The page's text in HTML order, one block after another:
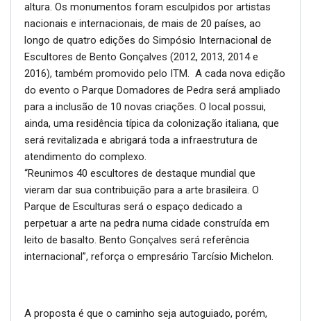
altura. Os monumentos foram esculpidos por artistas
nacionais e internacionais, de mais de 20 países, ao
longo de quatro edições do Simpósio Internacional de
Escultores de Bento Gonçalves (2012, 2013, 2014 e
2016), também promovido pelo ITM. A cada nova edição
do evento o Parque Domadores de Pedra será ampliado
para a inclusão de 10 novas criações. O local possui,
ainda, uma residência típica da colonização italiana, que
será revitalizada e abrigará toda a infraestrutura de
atendimento do complexo.
“Reunimos 40 escultores de destaque mundial que
vieram dar sua contribuição para a arte brasileira. O
Parque de Esculturas será o espaço dedicado a
perpetuar a arte na pedra numa cidade construída em
leito de basalto. Bento Gonçalves será referência
internacional”, reforça o empresário Tarcísio Michelon.
A proposta é que o caminho seja autoguiado, porém,